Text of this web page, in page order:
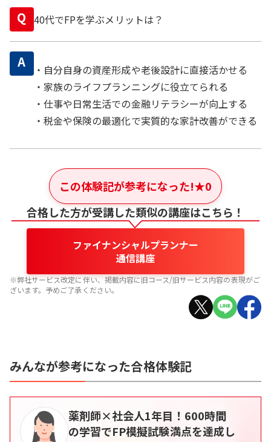
Q 40代でFPを学ぶメリットは？
A
・自分自身の資産形成や老後設計に直接活かせる
・家族のライフプランニングに役立てられる
・仕事や日常生活での金融リテラシーが向上する
・税金や保険の最適化で実質的な家計改善ができる
この体験記が参考になった!★0
合格した方が受講した類似の講座はこちら！
ファイナンシャルプランナー
通信講座
※弊社サービス改定に伴い、掲載内容に旧コース/旧サービス内容の表現がご
ざいます。予めご了承ください。
みんなが参考になった合格体験記
薬剤師×社会人1年目！600時間
の学習でFP模擬試験満点を達成し